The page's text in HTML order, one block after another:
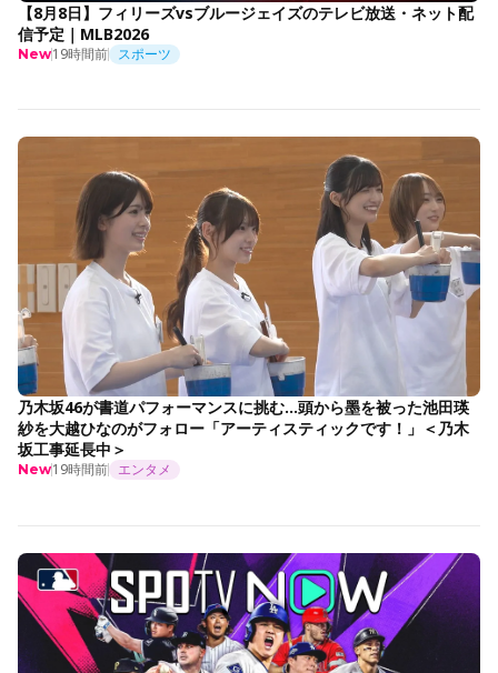
【8月8日】フィリーズvsブルージェイズのテレビ放送・ネット配
信予定｜MLB2026
New19時間前 スポーツ
乃木坂46が書道パフォーマンスに挑む…頭から墨を被った池田瑛
紗を大越ひなのがフォロー「アーティスティックです！」＜乃木
坂工事延長中＞
New19時間前 エンタメ